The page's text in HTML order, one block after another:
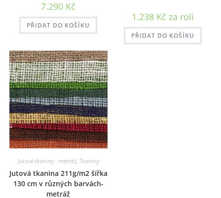
7.290 Kč
PŘIDAT DO KOŠÍKU
1.238 Kč za roli
PŘIDAT DO KOŠÍKU
Jutové tkaniny - metráž, Tkaniny
Jutová tkanina 211g/m2 šířka
130 cm v různých barvách-
metráž